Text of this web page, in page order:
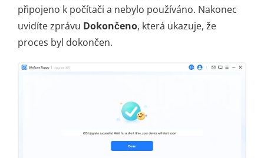
připojeno k počítači a nebylo používáno. Nakonec
uvidíte zprávu Dokončeno, která ukazuje, že
proces byl dokončen.